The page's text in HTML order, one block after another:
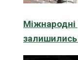
Міжнародні